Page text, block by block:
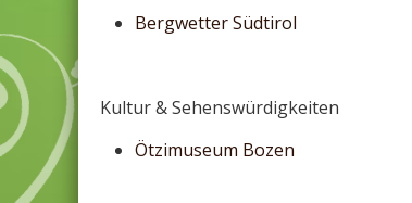
Bergwetter Südtirol
Kultur & Sehenswürdigkeiten
Ötzimuseum Bozen